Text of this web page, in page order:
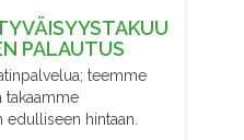
PALAUTUS
teemme
takaamme
edulliseen hintaan.